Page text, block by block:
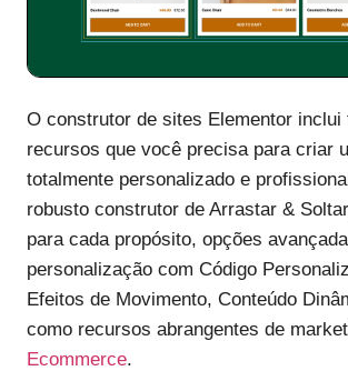
O construtor de sites Elementor inclui
recursos que você precisa para criar
totalmente personalizado e
robusto construtor de Arrastar &
para cada propósito, opções
personalização com Código
Efeitos de Movimento, Conteúdo
como recursos abrangentes de
Ecommerce.